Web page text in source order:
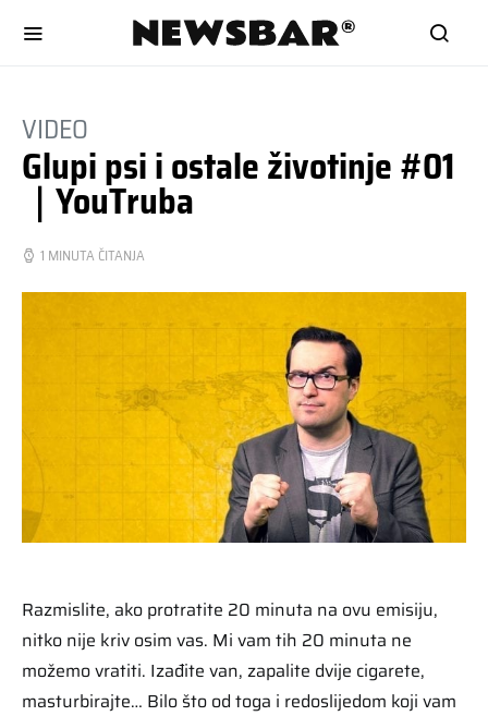
VIDEO
Glupi psi i ostale životinje #01
｜YouTruba
1 MINUTA ČITANJA
Razmislite, ako protratite 20 minuta na ovu emisiju,
nitko nije kriv osim vas. Mi vam tih 20 minuta ne
možemo vratiti. Izađite van, zapalite dvije cigarete,
masturbirajte… Bilo što od toga i redoslijedom koji vam